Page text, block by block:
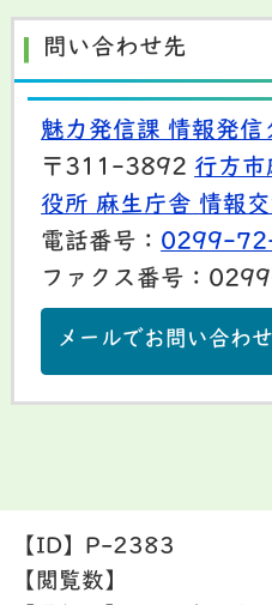
問い合わせ先
魅力発信課 情報発信
〒311-3892 行方
役所 麻生庁舎 情報
電話番号： 0299-
ファクス番号：
メールでお問い合わ
【ID】 P-2383
【閲覧数】